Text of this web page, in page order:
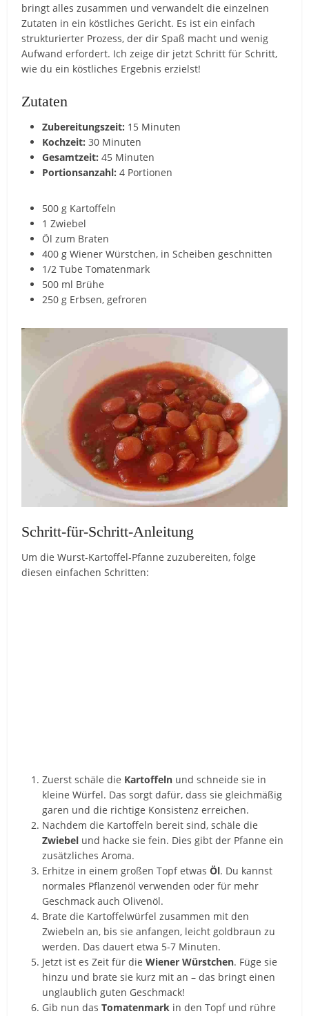
bringt alles zusammen und verwandelt die einzelnen
Zutaten in ein köstliches Gericht. Es ist ein einfach
strukturierter Prozess, der dir Spaß macht und wenig
Aufwand erfordert. Ich zeige dir jetzt Schritt für Schritt,
wie du ein köstliches Ergebnis erzielst!
Zutaten
Zubereitungszeit: 15 Minuten
Kochzeit: 30 Minuten
Gesamtzeit: 45 Minuten
Portionsanzahl: 4 Portionen
500 g Kartoffeln
1 Zwiebel
Öl zum Braten
400 g Wiener Würstchen, in Scheiben geschnitten
1/2 Tube Tomatenmark
500 ml Brühe
250 g Erbsen, gefroren
Schritt-für-Schritt-Anleitung
Um die Wurst-Kartoffel-Pfanne zuzubereiten, folge
diesen einfachen Schritten:
Zuerst schäle die Kartoffeln und schneide sie in
kleine Würfel. Das sorgt dafür, dass sie gleichmäßig
garen und die richtige Konsistenz erreichen.
Nachdem die Kartoffeln bereit sind, schäle die
Zwiebel und hacke sie fein. Dies gibt der Pfanne ein
zusätzliches Aroma.
Erhitze in einem großen Topf etwasÖl. Du kannst
normales Pflanzenöl verwenden oder für mehr
Geschmack auch Olivenöl.
Brate die Kartoffelwürfel zusammen mit den
Zwiebeln an, bis sie anfangen, leicht goldbraun zu
werden. Das dauert etwa 5-7 Minuten.
Jetzt ist es Zeit für dieWiener Würstchen. Füge sie
hinzu und brate sie kurz mit an – das bringt einen
unglaublich guten Geschmack!
Gib nun dasTomatenmark in den Topf und rühre